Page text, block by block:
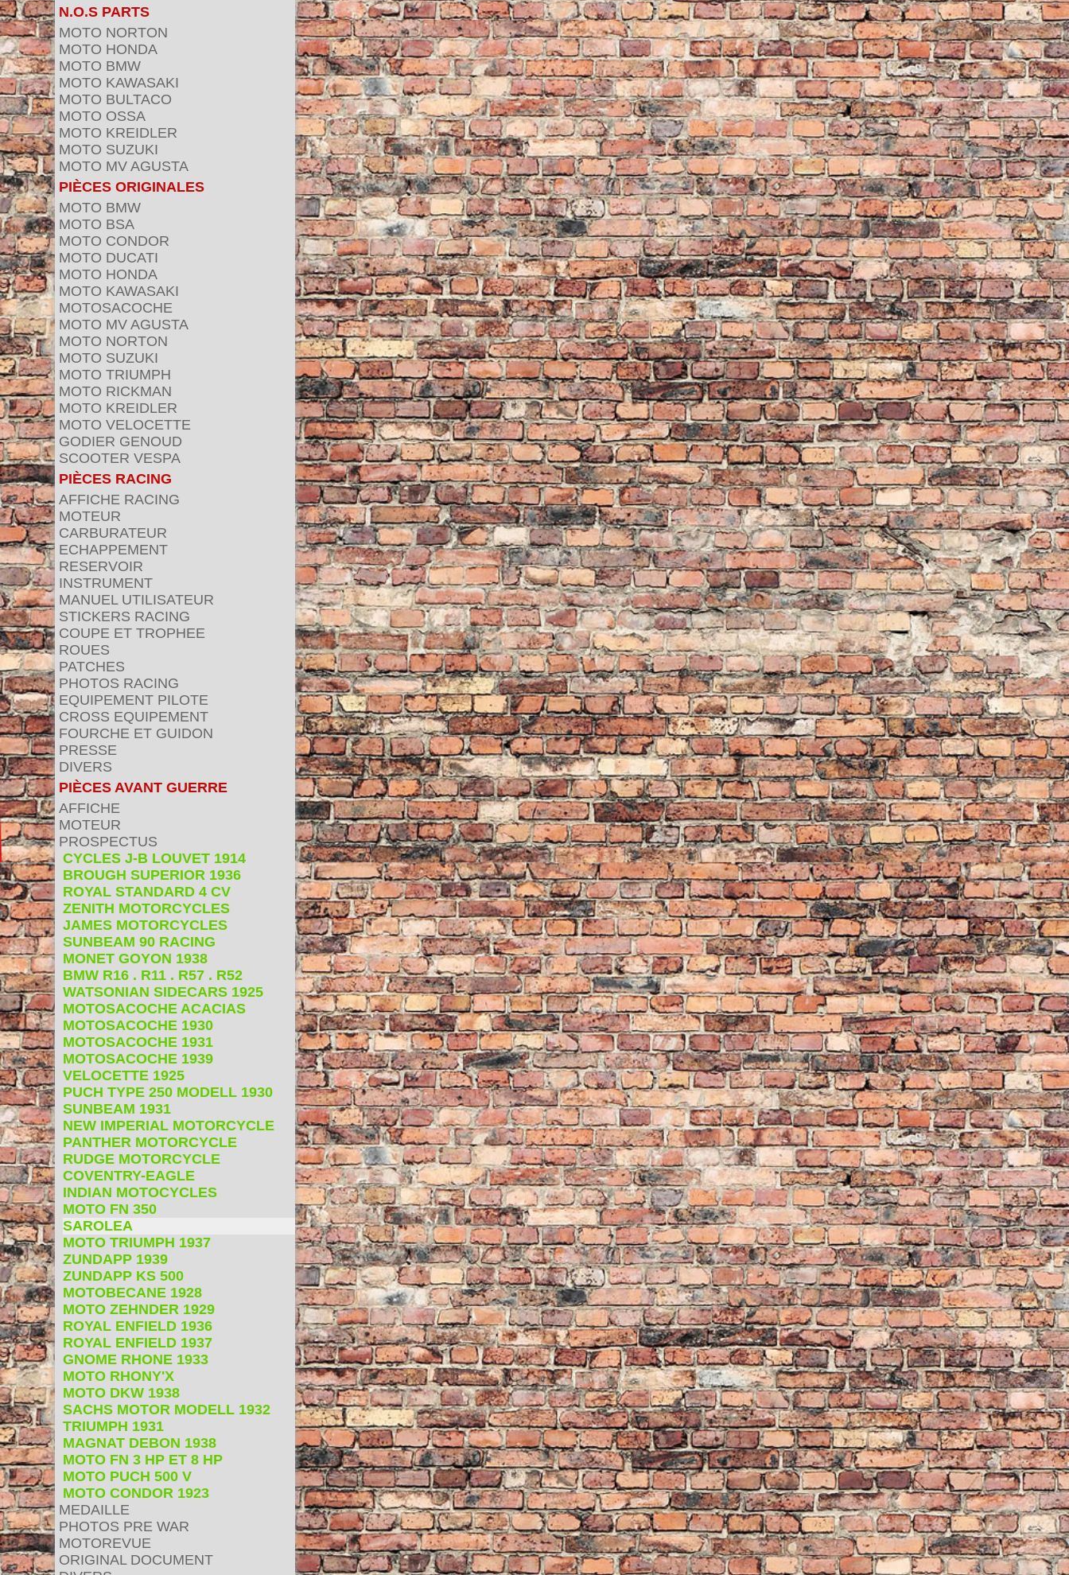
N.O.S PARTS
MOTO NORTON
MOTO HONDA
MOTO BMW
MOTO KAWASAKI
MOTO BULTACO
MOTO OSSA
MOTO KREIDLER
MOTO SUZUKI
MOTO MV AGUSTA
PIÈCES ORIGINALES
MOTO BMW
MOTO BSA
MOTO CONDOR
MOTO DUCATI
MOTO HONDA
MOTO KAWASAKI
MOTOSACOCHE
MOTO MV AGUSTA
MOTO NORTON
MOTO SUZUKI
MOTO TRIUMPH
MOTO RICKMAN
MOTO KREIDLER
MOTO VELOCETTE
GODIER GENOUD
SCOOTER VESPA
PIÈCES RACING
AFFICHE RACING
MOTEUR
CARBURATEUR
ECHAPPEMENT
RESERVOIR
INSTRUMENT
MANUEL UTILISATEUR
STICKERS RACING
COUPE ET TROPHEE
ROUES
PATCHES
PHOTOS RACING
EQUIPEMENT PILOTE
CROSS EQUIPEMENT
FOURCHE ET GUIDON
PRESSE
DIVERS
PIÈCES AVANT GUERRE
AFFICHE
MOTEUR
PROSPECTUS
CYCLES J-B LOUVET 1914
BROUGH SUPERIOR 1936
ROYAL STANDARD 4 CV
ZENITH MOTORCYCLES
JAMES MOTORCYCLES
SUNBEAM 90 RACING
MONET GOYON 1938
BMW R16 . R11 . R57 . R52
WATSONIAN SIDECARS 1925
MOTOSACOCHE ACACIAS
MOTOSACOCHE 1930
MOTOSACOCHE 1931
MOTOSACOCHE 1939
VELOCETTE 1925
PUCH TYPE 250 MODELL 1930
SUNBEAM 1931
NEW IMPERIAL MOTORCYCLE
PANTHER MOTORCYCLE
RUDGE MOTORCYCLE
COVENTRY-EAGLE
INDIAN MOTOCYCLES
MOTO FN 350
SAROLEA
MOTO TRIUMPH 1937
ZUNDAPP 1939
ZUNDAPP KS 500
MOTOBECANE 1928
MOTO ZEHNDER 1929
ROYAL ENFIELD 1936
ROYAL ENFIELD 1937
GNOME RHONE 1933
MOTO RHONY'X
MOTO DKW 1938
SACHS MOTOR MODELL 1932
TRIUMPH 1931
MAGNAT DEBON 1938
MOTO FN 3 HP ET 8 HP
MOTO PUCH 500 V
MOTO CONDOR 1923
MEDAILLE
PHOTOS PRE WAR
MOTOREVUE
ORIGINAL DOCUMENT